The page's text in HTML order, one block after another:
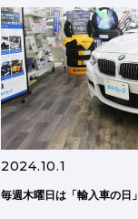
2024.10.1
毎週木曜日は「輸入車の日」